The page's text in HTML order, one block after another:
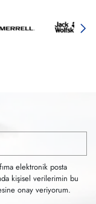
elektronik posta
kişisel verilerimin bu
onay veriyorum.